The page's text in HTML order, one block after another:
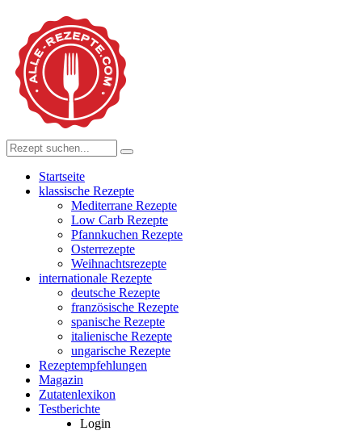
Startseite
klassische Rezepte
Mediterrane Rezepte
Low Carb Rezepte
Pfannkuchen Rezepte
Osterrezepte
Weihnachtsrezepte
internationale Rezepte
deutsche Rezepte
französische Rezepte
spanische Rezepte
italienische Rezepte
ungarische Rezepte
Rezeptempfehlungen
Magazin
Zutatenlexikon
Testberichte
Login